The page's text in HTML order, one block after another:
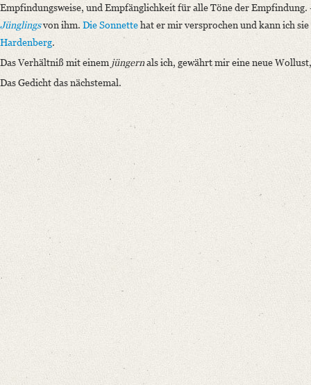
Empfindungsweise, und Empfänglichkeit für alle Töne der
Jünglingsvon ihm. Die Sonnettehat er mir versprochen und kann ich
Hardenberg.
Das Verhältniß mit einem jüngernals ich, gewährt mir eine neue
Das Gedicht das nächstemal.